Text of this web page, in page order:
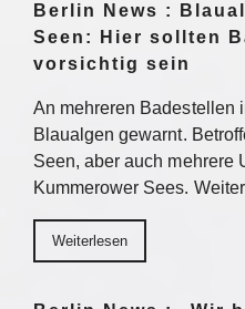
Berlin News :
Seen: Hier sollten
vorsichtig sein
An mehreren Badestellen
Blaualgen gewarnt.
Seen, aber auch mehrere
Kummerower Sees.
Weiterlesen